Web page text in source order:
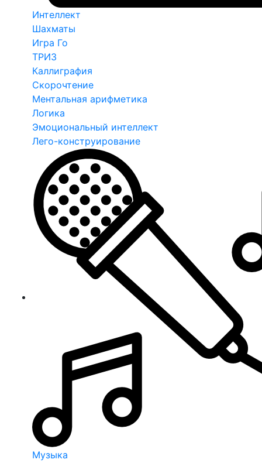
Интеллект
Шахматы
Игра Го
ТРИЗ
Каллиграфия
Скорочтение
Ментальная арифметика
Логика
Эмоциональный интеллект
Лего-конструирование
Музыка